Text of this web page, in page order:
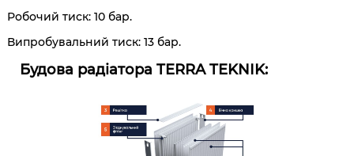
Робочий тиск: 10 бар.
Випробувальний тиск: 13 бар.
Будова радіатора TERRA TEKNIK: